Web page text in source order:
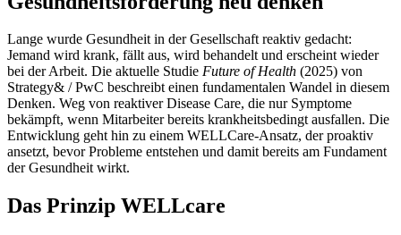
Lange wurde Gesundheit in der Gesellschaft reaktiv gedacht:
Jemand wird krank, fällt aus, wird behandelt und erscheint wieder
bei der Arbeit. Die aktuelle Studie Future of Health (2025) von
Strategy& / PwC beschreibt einen fundamentalen Wandel in diesem
Denken. Weg von reaktiver Disease Care, die nur Symptome
bekämpft, wenn Mitarbeiter bereits krankheitsbedingt ausfallen. Die
Entwicklung geht hin zu einem WELLCare-Ansatz, der proaktiv
ansetzt, bevor Probleme entstehen und damit bereits am Fundament
der Gesundheit wirkt.
Das Prinzip WELLcare